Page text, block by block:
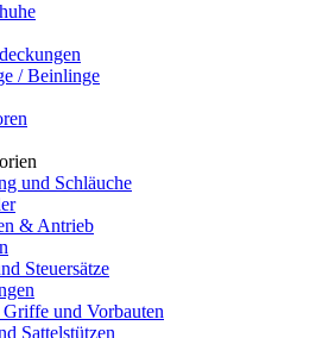
/ Beinlinge
und Schläuche
& Antrieb
Steuersätze
und Vorbauten
Sattelstützen